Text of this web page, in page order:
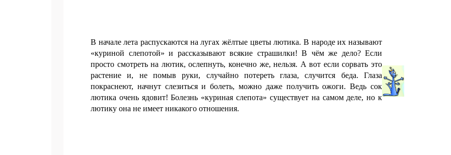
В начале лета распускаются на лугах жёлтые цветы лютика. В народе их называют
«куриной слепотой» и рассказывают всякие страшилки! В чём же дело? Если
просто смотреть на лютик, ослепнуть, конечно же, нельзя. А вот если сорвать это
растение и, не помыв руки, случайно потереть глаза, случится беда. Глаза
покраснеют, начнут слезиться и болеть, можно даже получить ожоги. Ведь сок
лютика очень ядовит! Болезнь «куриная слепота» существует на самом деле, но к
лютику она не имеет никакого отношения.